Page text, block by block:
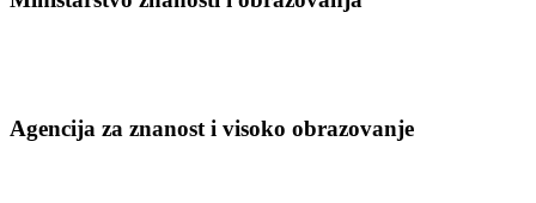
Agencija za znanost i visoko obrazovanje